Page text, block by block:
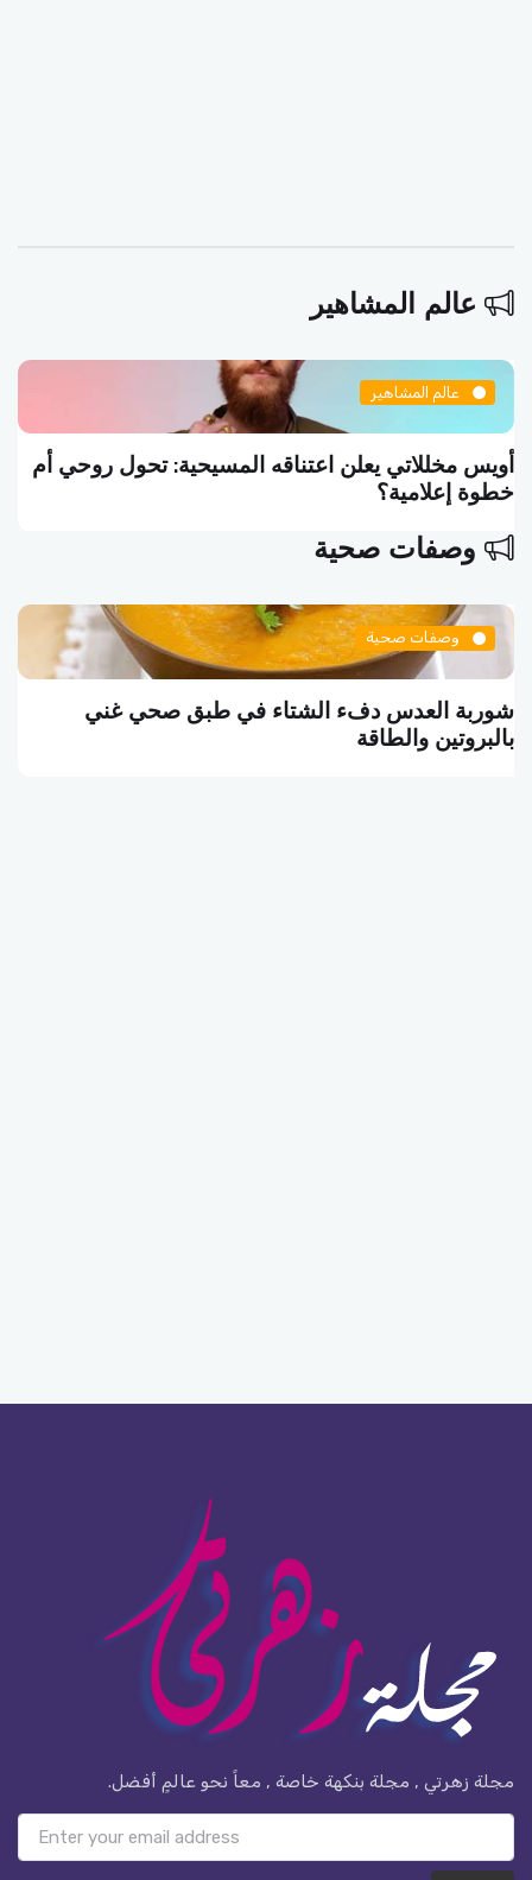
عالم المشاهير
عالم المشاهير
أويس مخللاتي يعلن اعتناقه المسيحية: تحول روحي أم
خطوة إعلامية؟
وصفات صحية
وصفات صحية
شوربة العدس دفء الشتاء في طبق صحي غني
بالبروتين والطاقة
مجلة زهرتي , مجلة بنكهة خاصة , معاً نحو عالمٍ أفضل.